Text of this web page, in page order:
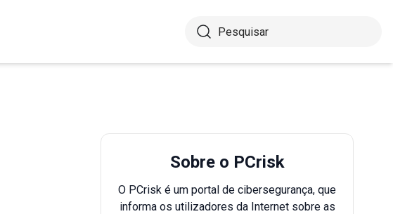
Sobre o PCrisk
O PCrisk é um portal de cibersegurança, que
informa os utilizadores da Internet sobre as